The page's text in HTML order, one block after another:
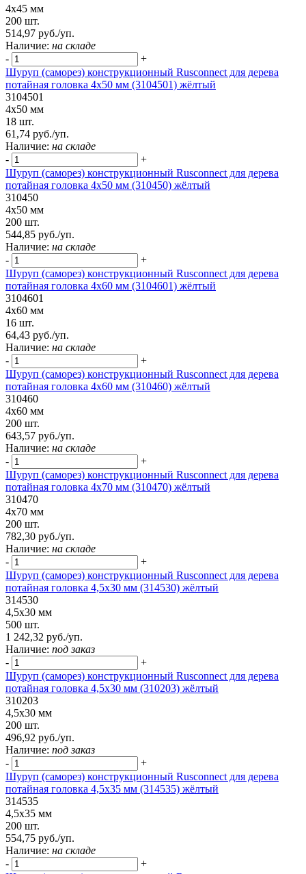
4x45 мм
200 шт.
514,97 руб./уп.
Наличие: на складе
-
+
Шуруп (саморез) конструкционный Rusconnect для дерева
потайная головка 4х50 мм (3104501) жёлтый
3104501
4х50 мм
18 шт.
61,74 руб./уп.
Наличие: на складе
-
+
Шуруп (саморез) конструкционный Rusconnect для дерева
потайная головка 4x50 мм (310450) жёлтый
310450
4x50 мм
200 шт.
544,85 руб./уп.
Наличие: на складе
-
+
Шуруп (саморез) конструкционный Rusconnect для дерева
потайная головка 4х60 мм (3104601) жёлтый
3104601
4х60 мм
16 шт.
64,43 руб./уп.
Наличие: на складе
-
+
Шуруп (саморез) конструкционный Rusconnect для дерева
потайная головка 4x60 мм (310460) жёлтый
310460
4x60 мм
200 шт.
643,57 руб./уп.
Наличие: на складе
-
+
Шуруп (саморез) конструкционный Rusconnect для дерева
потайная головка 4x70 мм (310470) жёлтый
310470
4x70 мм
200 шт.
782,30 руб./уп.
Наличие: на складе
-
+
Шуруп (саморез) конструкционный Rusconnect для дерева
потайная головка 4,5х30 мм (314530) жёлтый
314530
4,5х30 мм
500 шт.
1 242,32 руб./уп.
Наличие: под заказ
-
+
Шуруп (саморез) конструкционный Rusconnect для дерева
потайная головка 4,5х30 мм (310203) жёлтый
310203
4,5х30 мм
200 шт.
496,92 руб./уп.
Наличие: под заказ
-
+
Шуруп (саморез) конструкционный Rusconnect для дерева
потайная головка 4,5х35 мм (314535) жёлтый
314535
4,5х35 мм
200 шт.
554,75 руб./уп.
Наличие: на складе
-
+